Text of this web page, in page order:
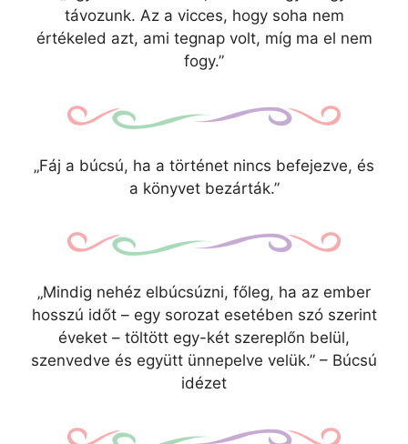
távozunk. Az a vicces, hogy soha nem
értékeled azt, ami tegnap volt, míg ma el nem
fogy.”
„Fáj a búcsú, ha a történet nincs befejezve, és
a könyvet bezárták.”
„Mindig nehéz elbúcsúzni, főleg, ha az ember
hosszú időt – egy sorozat esetében szó szerint
éveket – töltött egy-két szereplőn belül,
szenvedve és együtt ünnepelve velük.” – Búcsú
idézet